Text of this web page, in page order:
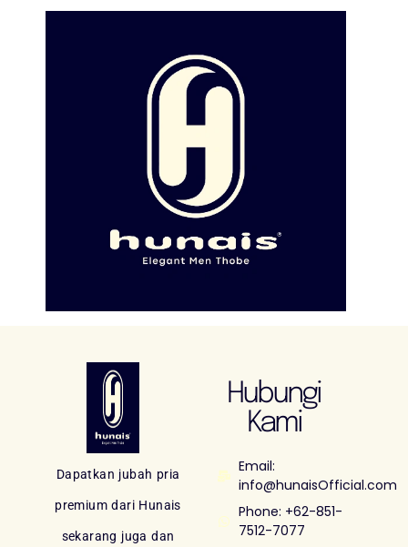
Dapatkan jubah pria
premium dari Hunais
sekarang juga dan
Hubungi
Kami
Email:
info@hunaisOfficial.com
Phone: +62-851-
7512-7077